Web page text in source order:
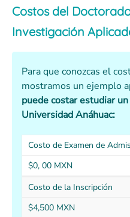
Costos del
Investigación
Para que conozcas el
mostramos un ejemplo
puede costar estudiar
Universidad Anáhuac:
Costo de Examen de
$0, 00 MXN
Costo de la Inscripción
$4,500 MXN